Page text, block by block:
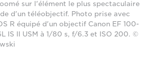
sur l'élément le plus spectaculaire
d'un téléobjectif. Photo prise avec
R équipé d'un objectif Canon EF 100-
IS II USM à 1/80 s, f/6.3 et ISO 200. ©